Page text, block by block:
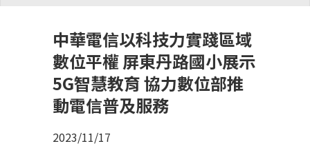
中華電信以科技力實踐區域
數位平權 屏東丹路國小展示
5G智慧教育 協力數位部推
動電信普及服務
2023/11/17